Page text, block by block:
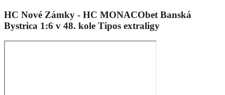
HC Nové Zámky - HC MONACObet Banská
Bystrica 1:6 v 48. kole Tipos extraligy